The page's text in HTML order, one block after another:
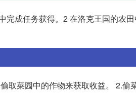
成任务获得。2 在洛克王国的农
取菜园中的作物来获取收益。 2.偷